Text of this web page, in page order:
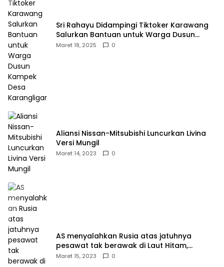
Sri Rahayu Didampingi Tiktoker Karawang
Salurkan Bantuan untuk Warga Dusun
Kampek Desa Karangligar
Maret 18, 2025 0
Aliansi Nissan-Mitsubishi Luncurkan Livina
Versi Mungil
Maret 14, 2023 0
AS menyalahkan Rusia atas jatuhnya
pesawat tak berawak di Laut Hitam,
Moskow menyangkal
Maret 15, 2023 0